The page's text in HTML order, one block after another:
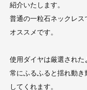
紹介いたします。
普通の一粒石ネックレ
オススメです。
使用ダイヤは厳選された
常にふるふると揺れ動
してくれます。